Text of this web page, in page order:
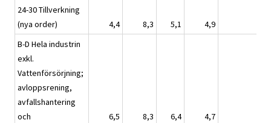
24-30 Tillverkning
(nya order)
4,4 8,3 5,1 4,9
B-D Hela industrin
exkl.
Vattenförsörjning;
avloppsrening,
avfallshantering
och
6,5 8,3 6,4 4,7